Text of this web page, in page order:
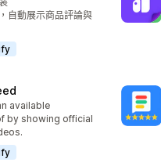
自動展示商品評論與
available
by showing official